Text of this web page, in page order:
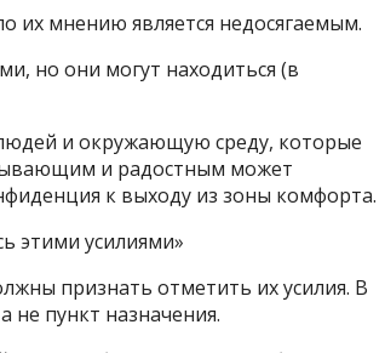
их мнению является недосягаемым.
но они могут находиться (в
и окружающую среду, которые
и радостным может
к выходу из зоны комфорта.
этими усилиями»
признать отметить их усилия. В
не пункт назначения.